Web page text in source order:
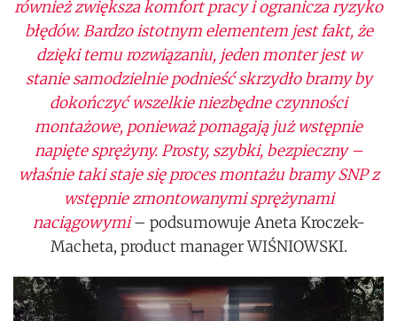
również zwiększa komfort pracy i ogranicza ryzyko
błędów. Bardzo istotnym elementem jest fakt, że
dzięki temu rozwiązaniu, jeden monter jest w
stanie samodzielnie podnieść skrzydło bramy by
dokończyć wszelkie niezbędne czynności
montażowe, ponieważ pomagają już wstępnie
napięte sprężyny. Prosty, szybki, bezpieczny –
właśnie taki staje się proces montażu bramy SNP z
wstępnie zmontowanymi sprężynami
naciągowymi– podsumowuje Aneta Kroczek-
Macheta, product manager WIŚNIOWSKI.